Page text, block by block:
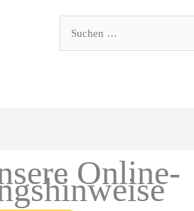
Suchen
nach:
Online-